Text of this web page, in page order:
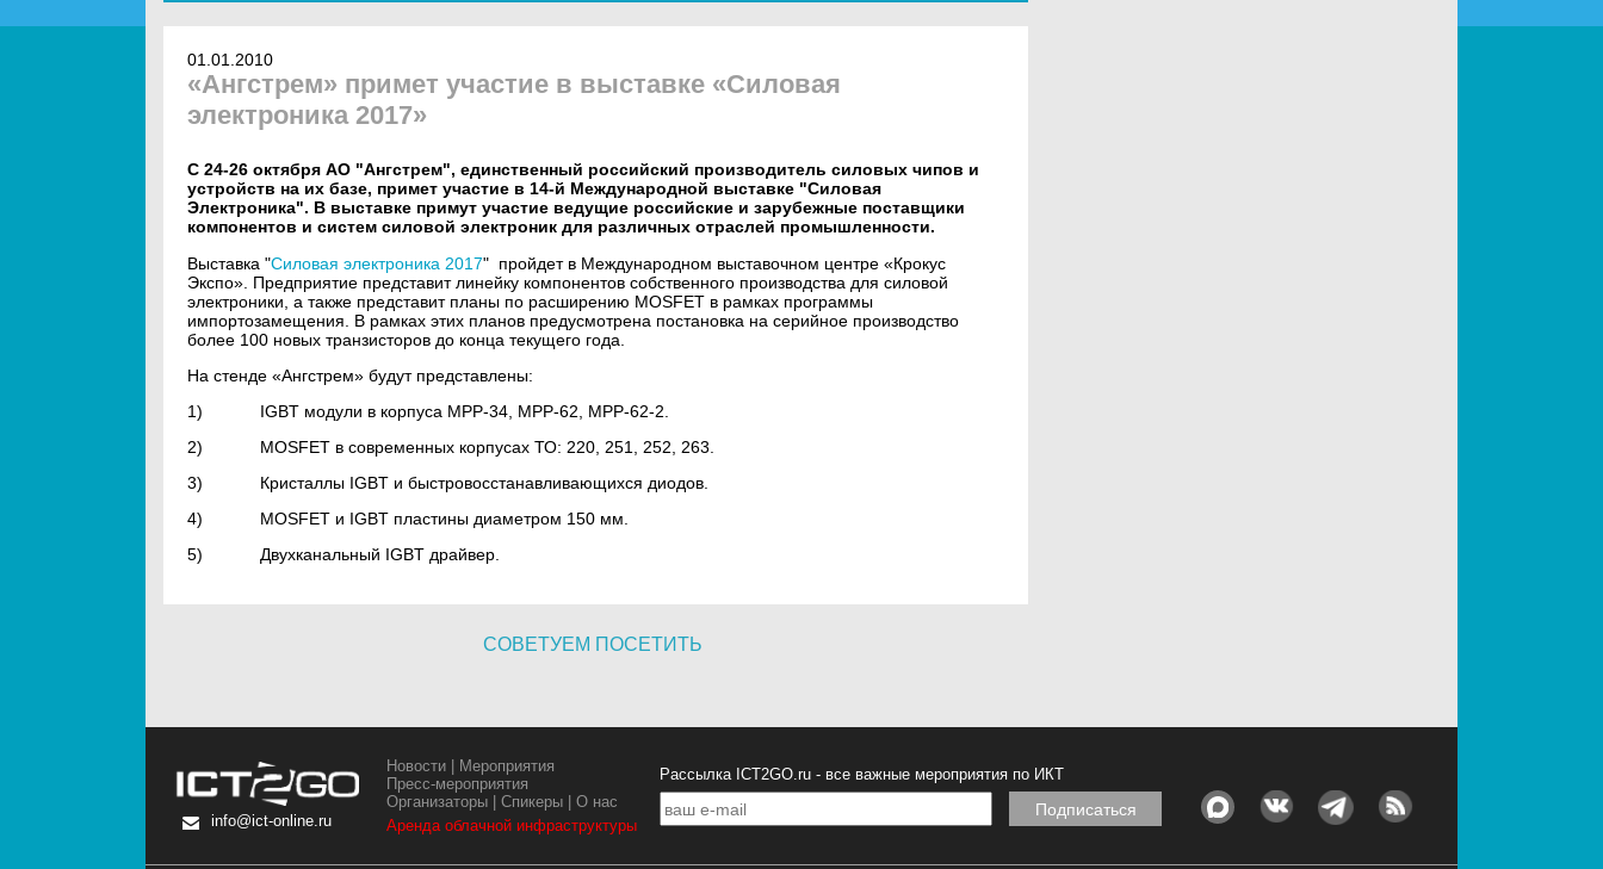
01.01.2010
«Ангстрем» примет участие в выставке «Силовая
электроника 2017»
С 24-26 октября АО "Ангстрем", единственный российский производитель силовых чипов и
устройств на их базе, примет участие в 14-й Международной выставке "Силовая
Электроника". В выставке примут участие ведущие российские и зарубежные поставщики
компонентов и систем силовой электроник для различных отраслей промышленности.
Выставка "Силовая электроника 2017" пройдет в Международном выставочном центре «Крокус
Экспо». Предприятие представит линейку компонентов собственного производства для силовой
электроники, а также представит планы по расширению MOSFET в рамках программы
импортозамещения. В рамках этих планов предусмотрена постановка на серийное производство
более 100 новых транзисторов до конца текущего года.
На стенде «Ангстрем» будут представлены:
1) IGBT модули в корпуса MPP-34, MPP-62, MPP-62-2.
2) MOSFET в современных корпусах ТО: 220, 251, 252, 263.
3) Кристаллы IGBT и быстровосстанавливающихся диодов.
4) MOSFET и IGBT пластины диаметром 150 мм.
5) Двухканальный IGBT драйвер.
СОВЕТУЕМ ПОСЕТИТЬ
info@ict-online.ru
Новости
Мероприятия
Пресс-мероприятия
Организаторы |Спикеры |О нас
Аренда облачной инфраструктуры
Рассылка ICT2GO.ru - все важные мероприятия по ИКТ